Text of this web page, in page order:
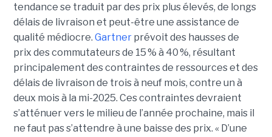
tendance se traduit par des prix plus élevés, de longs
délais de livraison et peut-être une assistance de
qualité médiocre. Gartnerprévoit des hausses de
prix des commutateurs de 15 % à 40 %, résultant
principalement des contraintes de ressources et des
délais de livraison de trois à neuf mois, contre un à
deux mois à la mi-2025. Ces contraintes devraient
s’atténuer vers le milieu de l’année prochaine, mais il
ne faut pas s’attendre à une baisse des prix. « D’une